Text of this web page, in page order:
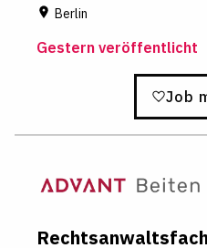
Berlin
Gestern veröffentlicht
Job